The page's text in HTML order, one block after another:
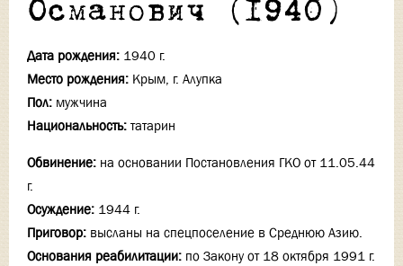
Османович (1940)
Дата рождения: 1940 г.
Место рождения: Крым, г. Алупка
Пол: мужчина
Национальность: татарин
Обвинение: на основании Постановления ГКО от 11.05.44
г.
Осуждение: 1944 г.
Приговор: высланы на спецпоселение в Среднюю Азию.
Основания реабилитации: по Закону от 18 октября 1991 г.